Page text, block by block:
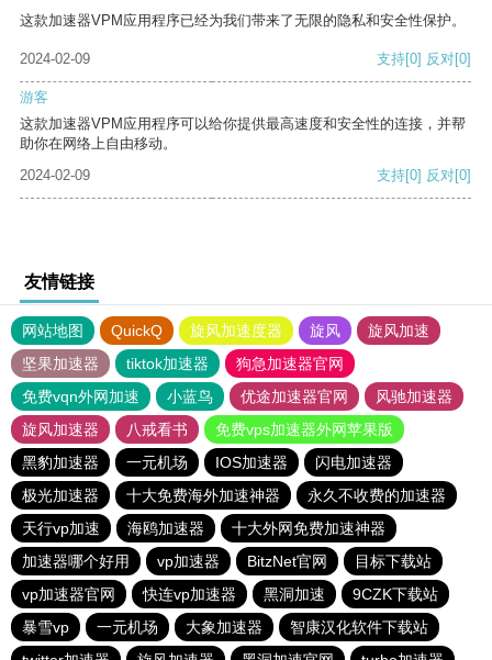
这款加速器VPM应用程序已经为我们带来了无限的隐私和安全性保护。
2024-02-09 支持[0] 反对[0]
游客
这款加速器VPM应用程序可以给你提供最高速度和安全性的连接，并帮
助你在网络上自由移动。
2024-02-09
支持[0] 反对[0]
友情链接
网站地图 QuickQ 旋风加速度器 旋风
旋风加速
坚果加速器
tiktok加速器
狗急加速器官网
免费vqn外网加速
小蓝鸟 优途加速器官网
风驰加速器
旋风加速器
八戒看书
免费vps加速器外网苹果版
黑豹加速器
一元机场 IOS加速器
闪电加速器
极光加速器
十大免费海外加速神器
永久不收费的加速器
天行vp加速
海鸥加速器
十大外网免费加速神器
加速器哪个好用
vp加速器 BitzNet官网
目标下载站
vp加速器官网
快连vp加速器 黑洞加速
9CZK下载站
暴雪vp
一元机场 大象加速器
智康汉化软件下载站